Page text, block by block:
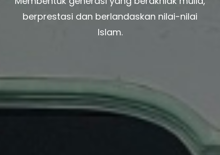
berprestasi dan berlandaskan nilai-nilai
Islam.